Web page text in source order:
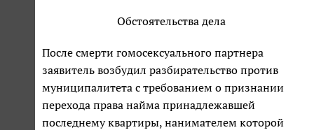
Обстоятельства дела
После смерти гомосексуального партнера
заявитель возбудил разбирательство против
муниципалитета с требованием о признании
перехода права найма принадлежавшей
последнему квартиры, нанимателем которой